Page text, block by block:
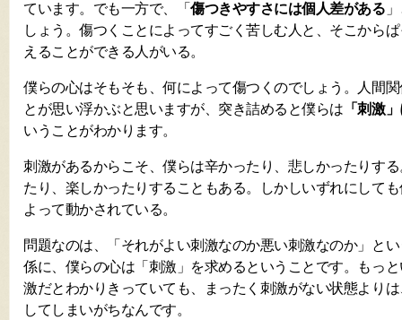
ています。でも一方で、「傷つきやすさには個人差がある
しょう。傷つくことによってすごく苦しむ人と、そこから
えることができる人がいる。
僕らの心はそもそも、何によって傷つくのでしょう。人間
とが思い浮かぶと思いますが、突き詰めると僕らは 「刺激
いうことがわかります。
刺激があるからこそ、僕らは辛かったり、悲しかったりす
たり、楽しかったりすることもある。しかしいずれにして
よって動かされている。
問題なのは、「それがよい刺激なのか悪い刺激なのか」と
係に、僕らの心は「刺激」を求めるということです。もっ
激だとわかりきっていても、まったく刺激がない状態より
してしまいがちなんです。